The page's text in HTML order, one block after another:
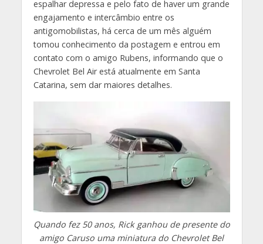
espalhar depressa e pelo fato de haver um grande
engajamento e intercâmbio entre os
antigomobilistas, há cerca de um mês alguém
tomou conhecimento da postagem e entrou em
contato com o amigo Rubens, informando que o
Chevrolet Bel Air está atualmente em Santa
Catarina, sem dar maiores detalhes.
Quando fez 50 anos, Rick ganhou de presente do
amigo Caruso uma miniatura do Chevrolet Bel